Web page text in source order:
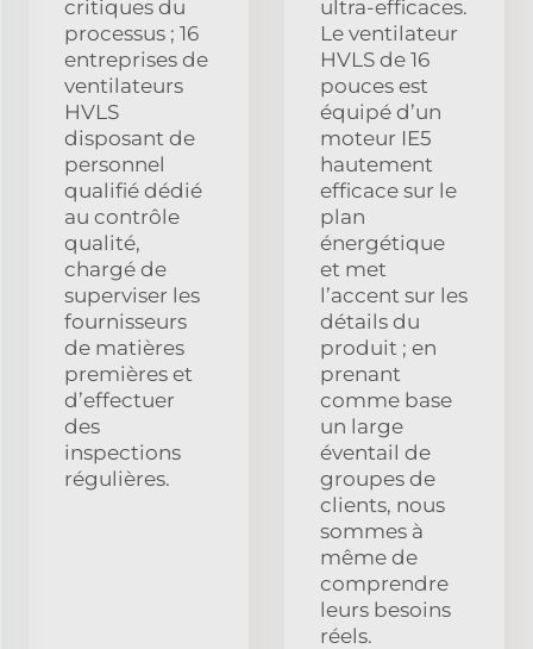
critiques du
processus ; 16
entreprises de
ventilateurs
HVLS
disposant de
personnel
qualifié dédié
au contrôle
qualité,
chargé de
superviser les
fournisseurs
de matières
premières et
d’effectuer
des
inspections
régulières.
ultra-efficaces.
Le ventilateur
HVLS de 16
pouces est
équipé d’un
moteur IE5
hautement
efficace sur le
plan
énergétique
et met
l’accent sur les
détails du
produit ; en
prenant
comme base
un large
éventail de
groupes de
clients, nous
sommes à
même de
comprendre
leurs besoins
réels.